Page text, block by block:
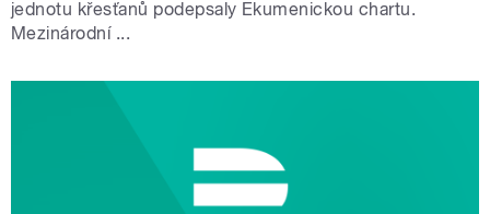
jednotu křesťanů podepsaly Ekumenickou chartu.
Mezinárodní ...